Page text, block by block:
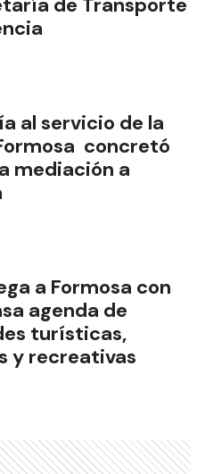
al servicio de la
concretó
mediación a
a Formosa con
agenda de
turísticas,
y recreativas